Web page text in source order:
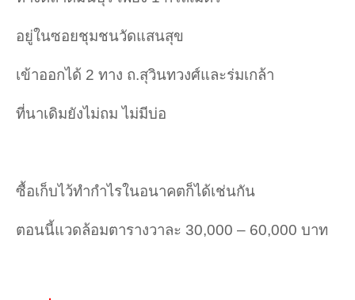
อยู่ในซอยชุมชนวัดแสนสุข
เข้าออกได้ 2 ทาง ถ.สุวินทวงศ์และร่มเกล้า
ที่นาเดิมยังไม่ถม ไม่มีบ่อ
ซื้อเก็บไว้ทำกำไรในอนาคตก็ได้เช่นกัน
ตอนนี้แวดล้อมตารางวาละ 30,000 – 60,000 บาท